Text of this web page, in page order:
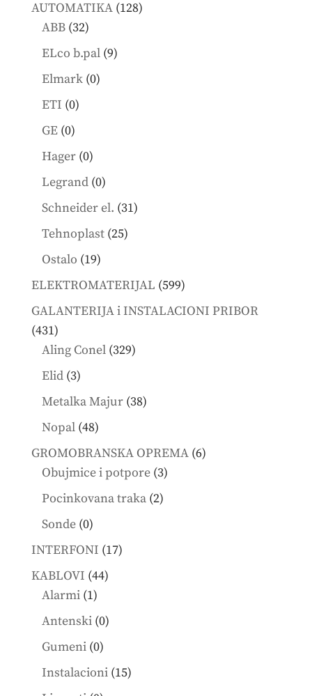
AUTOMATIKA 128128
ABB 3232
products
ELco b.pal 99
Elmark 00
ETI 00
GE 00
products
Hager 00
products
Legrand 00
products
Schneider el. 3131
Tehnoplast 2525
Ostalo 1919
products
ELEKTROMATERIJAL 599599
products
GALANTERIJA i INSTALACIONI PRIBOR
431431
products
Aling Conel 329329
Elid 33
products
Metalka Majur 3838
Nopal 4848
products
GROMOBRANSKA OPREMA 66
Obujmice i potpore 33
Pocinkovana traka 22
Sonde 00
products
INTERFONI 1717
KABLOVI 4444
Alarmi 11
product
Antenski 00
Gumeni 00
products
Instalacioni 1515